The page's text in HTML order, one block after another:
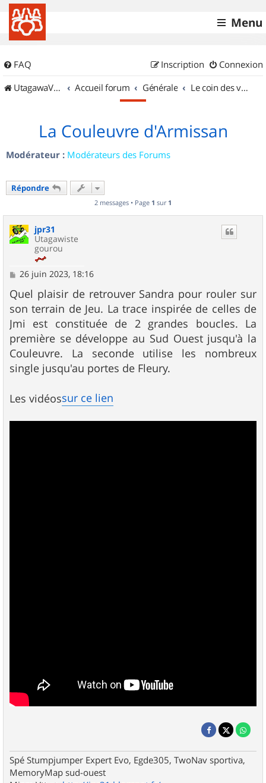
Menu
FAQ Connexion
Inscription
UtagawaVTT (Randos VTT et VTTAE avec traces GPS)
Accueil forum Générale Le coin des vidéastes
La Couleuvre d'Armissan
Modérateur : Modérateurs des Forums
Répondre
2 messages • Page 1 sur 1
jpr31
Utagawiste
gourou
M
s
s
a
g
e
26 juin 2023, 18:16
Quel plaisir de retrouver Sandra pour rouler sur
son terrain de Jeu. La trace inspirée de celles de
Jmi est constituée de 2 grandes boucles. La
première se développe au Sud Ouest jusqu'à la
Couleuvre. La seconde utilise les nombreux
single jusqu'au portes de Fleury.
Les vidéossur ce lien
Spé Stumpjumper Expert Evo, Egde305, TwoNav sportiva,
MemoryMap sud-ouest